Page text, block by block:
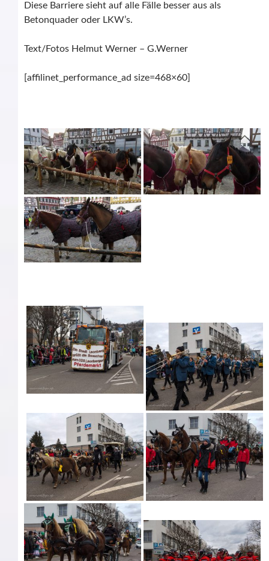
Diese Barriere sieht auf alle Fälle besser aus als
Betonquader oder LKW’s.
Text/Fotos Helmut Werner – G.Werner
[affilinet_performance_ad size=468×60]